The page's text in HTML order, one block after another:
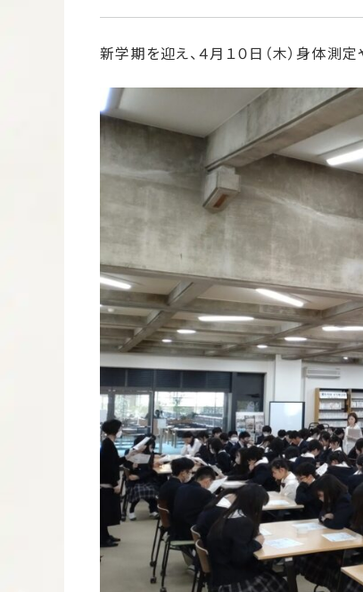
新学期を迎え、４月１０日（木）身体測